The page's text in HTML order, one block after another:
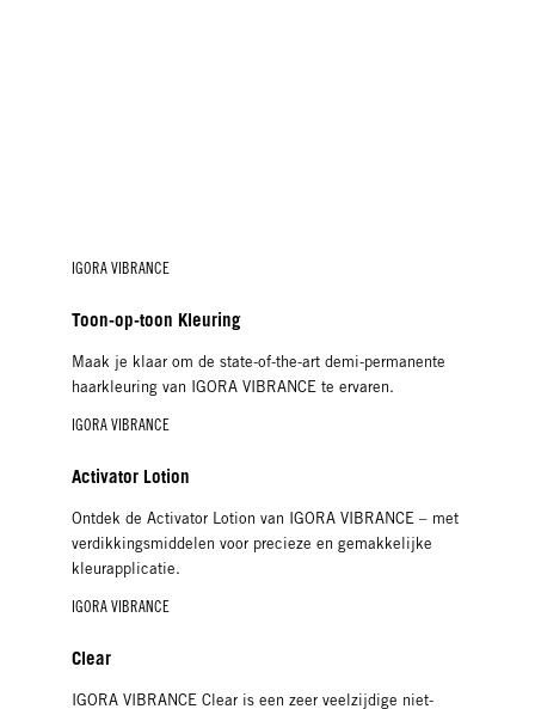
IGORA VIBRANCE
Toon-op-toon Kleuring
Maak je klaar om de state-of-the-art demi-permanente
haarkleuring van IGORA VIBRANCE te ervaren.
IGORA VIBRANCE
Activator Lotion
Ontdek de Activator Lotion van IGORA VIBRANCE – met
verdikkingsmiddelen voor precieze en gemakkelijke
kleurapplicatie.
IGORA VIBRANCE
Clear
IGORA VIBRANCE Clear is een zeer veelzijdige niet-